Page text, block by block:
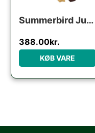
Summerbird Julekalender – Refill / ‘lav selv’
388.00kr.
KØB VARE